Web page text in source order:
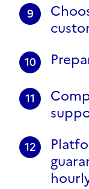
9
10
11
12